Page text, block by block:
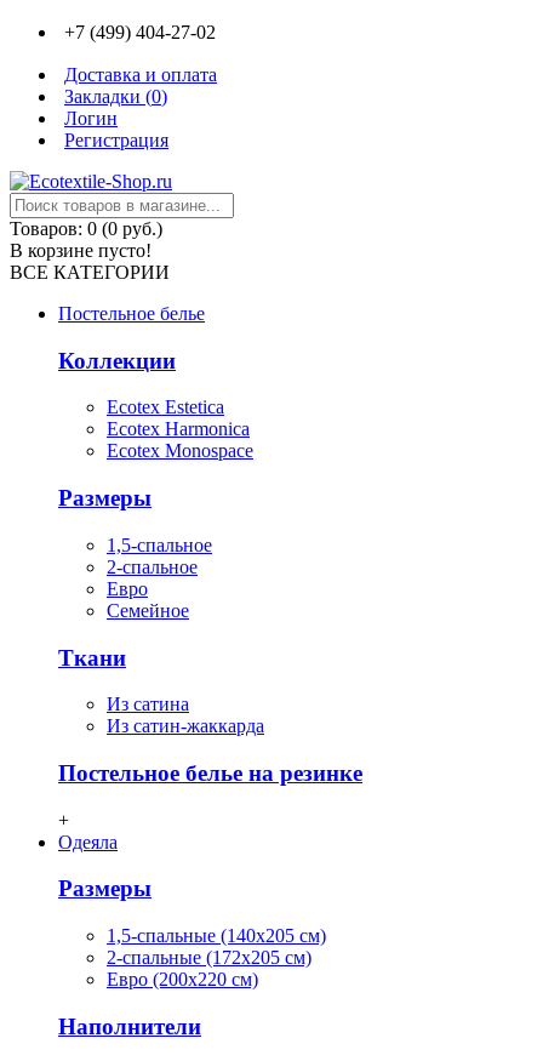
+7 (499) 404-27-02
Доставка и оплата
Закладки (0)
Логин
Регистрация
Товаров: 0 (0 руб.)
В корзине пусто!
ВСЕ КАТЕГОРИИ
Постельное белье
Коллекции
Ecotex Estetica
Ecotex Harmonica
Ecotex Monospace
Размеры
1,5-спальное
2-спальное
Евро
Семейное
Ткани
Из сатина
Из сатин-жаккарда
Постельное белье на резинке
+
Одеяла
Размеры
1,5-спальные (140х205 см)
2-спальные (172х205 см)
Евро (200х220 см)
Наполнители